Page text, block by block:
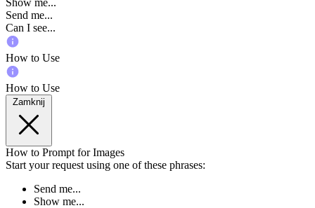
Send me...
Can I see...
How to Use
How to Use
Zamknij
How to Prompt for Images
Start your request using one of these phrases:
Send me...
Show me...